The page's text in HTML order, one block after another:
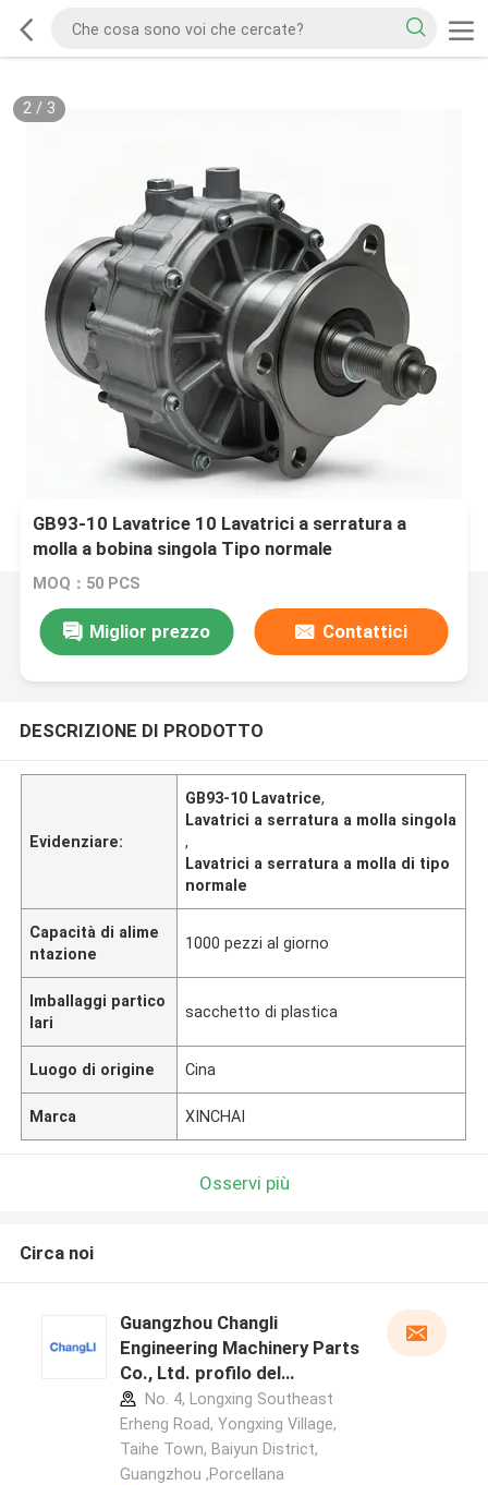
2/ 3
GB93-10 Lavatrice 10 Lavatrici a serratura a
molla a bobina singola Tipo normale
MOQ：50 PCS
Miglior prezzo Contattici
DESCRIZIONE DI PRODOTTO
Evidenziare:
GB93-10 Lavatrice,
Lavatrici a serratura a molla singola
,
Lavatrici a serratura a molla di tipo
normale
Capacità di alime
ntazione
1000 pezzi al giorno
Imballaggi partico
lari
sacchetto di plastica
Luogo di origine Cina
Marca XINCHAI
Osservi più
Circa noi
Guangzhou Changli
Engineering Machinery Parts
Co., Ltd. profilo del
produttore
No. 4, Longxing Southeast
Erheng Road, Yongxing Village,
Taihe Town, Baiyun District,
Guangzhou ,Porcellana